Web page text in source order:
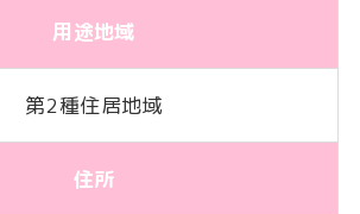
用途地域
第2種住居地域
住所